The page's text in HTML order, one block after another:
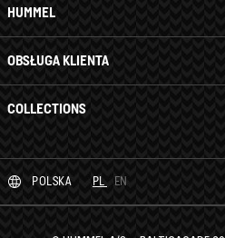
HUMMEL
OBSŁUGA KLIENTA
COLLECTIONS
POLSKA PL EN